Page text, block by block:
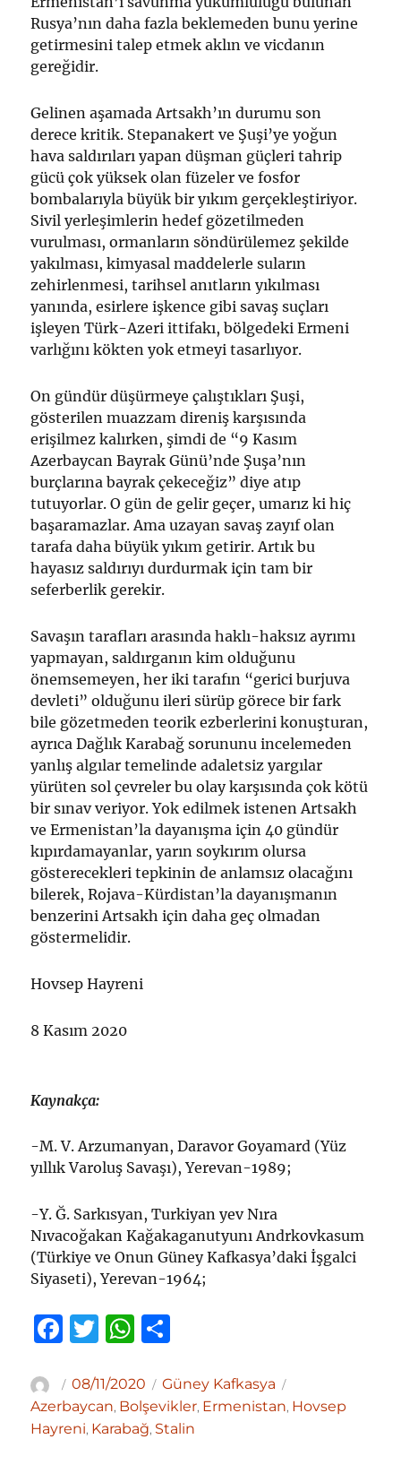
Rusya’nın daha fazla beklemeden bunu yerine
getirmesini talep etmek aklın ve vicdanın
gereğidir.
Gelinen aşamada Artsakh’ın durumu son
derece kritik. Stepanakert ve Şuşi’ye yoğun
hava saldırıları yapan düşman güçleri tahrip
gücü çok yüksek olan füzeler ve fosfor
bombalarıyla büyük bir yıkım gerçekleştiriyor.
Sivil yerleşimlerin hedef gözetilmeden
vurulması, ormanların söndürülemez şekilde
yakılması, kimyasal maddelerle suların
zehirlenmesi, tarihsel anıtların yıkılması
yanında, esirlere işkence gibi savaş suçları
işleyen Türk-Azeri ittifakı, bölgedeki Ermeni
varlığını kökten yok etmeyi tasarlıyor.
On gündür düşürmeye çalıştıkları Şuşi,
gösterilen muazzam direniş karşısında
erişilmez kalırken, şimdi de “9 Kasım
Azerbaycan Bayrak Günü’nde Şuşa’nın
burçlarına bayrak çekeceğiz” diye atıp
tutuyorlar. O gün de gelir geçer, umarız ki hiç
başaramazlar. Ama uzayan savaş zayıf olan
tarafa daha büyük yıkım getirir. Artık bu
hayasız saldırıyı durdurmak için tam bir
seferberlik gerekir.
Savaşın tarafları arasında haklı-haksız ayrımı
yapmayan, saldırganın kim olduğunu
önemsemeyen, her iki tarafın “gerici burjuva
devleti” olduğunu ileri sürüp görece bir fark
bile gözetmeden teorik ezberlerini konuşturan,
ayrıca Dağlık Karabağ sorununu incelemeden
yanlış algılar temelinde adaletsiz yargılar
yürüten sol çevreler bu olay karşısında çok kötü
bir sınav veriyor. Yok edilmek istenen Artsakh
ve Ermenistan’la dayanışma için 40 gündür
kıpırdamayanlar, yarın soykırım olursa
gösterecekleri tepkinin de anlamsız olacağını
bilerek, Rojava-Kürdistan’la dayanışmanın
benzerini Artsakh için daha geç olmadan
göstermelidir.
Hovsep Hayreni
8 Kasım 2020
Kaynakça:
-M. V. Arzumanyan, Daravor Goyamard (Yüz
yıllık Varoluş Savaşı), Yerevan-1989;
-Y. Ğ. Sarkısyan, Turkiyan yev Nıra
Nıvacoğakan Kağakaganutyunı Andrkovkasum
(Türkiye ve Onun Güney Kafkasya’daki İşgalci
Siyaseti), Yerevan-1964;
F
c
e
b
T
it
te
r
W
at
s
A
ar
e
Yazar
Yayın
tarihi
08/11/2020 Kategoriler
Güney Kafkasya
Azerbaycan, Bolşevikler, Ermenistan, Hovsep
Hayreni, Karabağ, Stalin